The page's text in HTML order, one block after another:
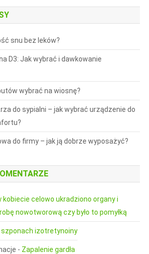
snu bez leków?
D3: Jak wybrać i dawkowanie
wybrać na wiosnę?
do sypialni – jak wybrać urządzenie do
do firmy – jak ją dobrze wyposażyć?
kobiecie celowo ukradziono organy i
nowotworową czy było to pomyłką
szponach izotretynoiny
- Zapalenie gardła